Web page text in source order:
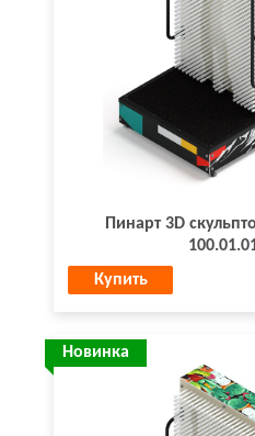
Пинарт 3D
Купить
Новинка